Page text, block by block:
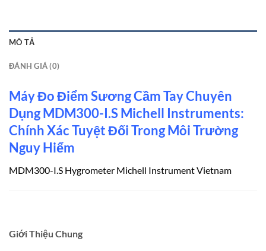
MÔ TẢ
ĐÁNH GIÁ (0)
Máy Đo Điểm Sương Cầm Tay Chuyên
Dụng MDM300-I.S Michell Instruments:
Chính Xác Tuyệt Đối Trong Môi Trường
Nguy Hiểm
MDM300-I.S Hygrometer Michell Instrument Vietnam
Giới Thiệu Chung